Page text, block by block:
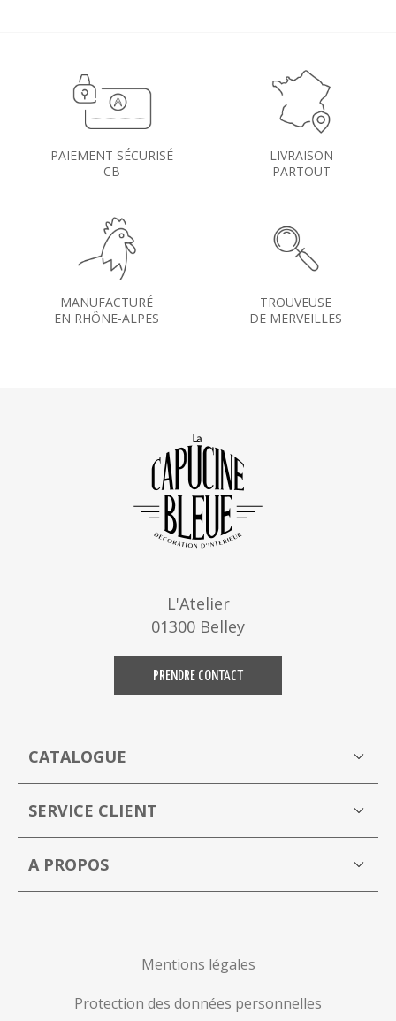
PAIEMENT SÉCURISÉ
CB
LIVRAISON
PARTOUT
MANUFACTURÉ
EN RHÔNE-ALPES
TROUVEUSE
DE MERVEILLES
CATALOGUE
Boutique
SERVICE CLIENT
Mon compte
A PROPOS
L'Atelier
01300 Belley
PRENDRE CONTACT
Mentions légales
Protection des données personnelles